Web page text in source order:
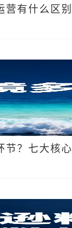
营有什么区
节？七大核